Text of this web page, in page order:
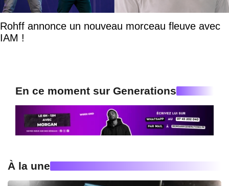
Rohff annonce un nouveau morceau fleuve avec
IAM !
En ce moment sur Generations
À la une